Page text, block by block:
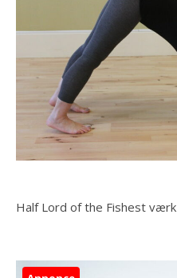
Half Lord of the Fishest værk